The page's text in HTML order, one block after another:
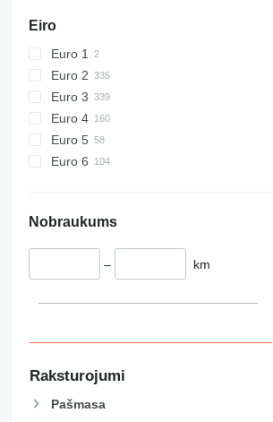
908
910
914
918
924
926
953
963
972
973
Eiro
Euro 1
Euro 2
Euro 3
Euro 4
Euro 5
Euro 6
Nobraukums
– km
Raksturojumi
Pašmasa